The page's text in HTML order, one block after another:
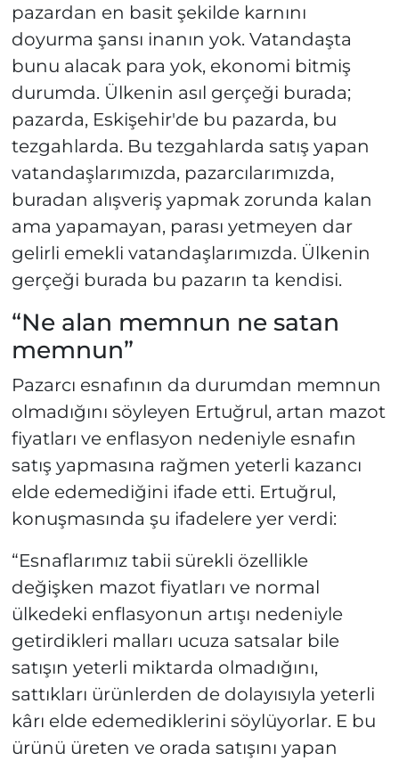
pazardan en basit şekilde karnını
doyurma şansı inanın yok. Vatandaşta
bunu alacak para yok, ekonomi bitmiş
durumda. Ülkenin asıl gerçeği burada;
pazarda, Eskişehir'de bu pazarda, bu
tezgahlarda. Bu tezgahlarda satış yapan
vatandaşlarımızda, pazarcılarımızda,
buradan alışveriş yapmak zorunda kalan
ama yapamayan, parası yetmeyen dar
gelirli emekli vatandaşlarımızda. Ülkenin
gerçeği burada bu pazarın ta kendisi.
“Ne alan memnun ne satan
memnun”
Pazarcı esnafının da durumdan memnun
olmadığını söyleyen Ertuğrul, artan mazot
fiyatları ve enflasyon nedeniyle esnafın
satış yapmasına rağmen yeterli kazancı
elde edemediğini ifade etti. Ertuğrul,
konuşmasında şu ifadelere yer verdi:
“Esnaflarımız tabii sürekli özellikle
değişken mazot fiyatları ve normal
ülkedeki enflasyonun artışı nedeniyle
getirdikleri malları ucuza satsalar bile
satışın yeterli miktarda olmadığını,
sattıkları ürünlerden de dolayısıyla yeterli
kârı elde edemediklerini söylüyorlar. E bu
ürünü üreten ve orada satışını yapan